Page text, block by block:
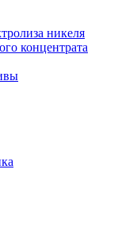
никеля
концентрата